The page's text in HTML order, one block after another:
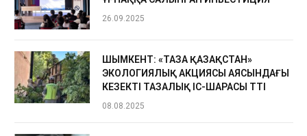
26.09.2025
ШЫМКЕНТ: «ТАЗА ҚАЗАҚСТАН»
ЭКОЛОГИЯЛЫҚ АКЦИЯСЫ АЯСЫНДАҒЫ
КЕЗЕКТІ ТАЗАЛЫҚ ІС-ШАРАСЫ ӨТТІ
08.08.2025